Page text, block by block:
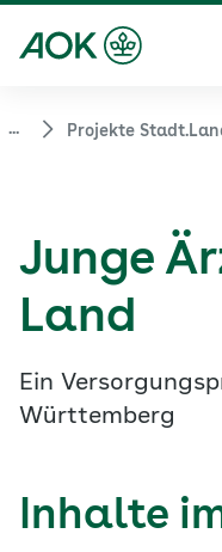
... Projekte
Junge
Land
Ein
Württemberg
Inhalte